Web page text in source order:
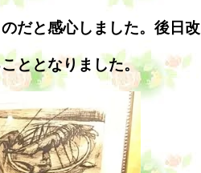
だと感心しました。後日改
ととなりました。